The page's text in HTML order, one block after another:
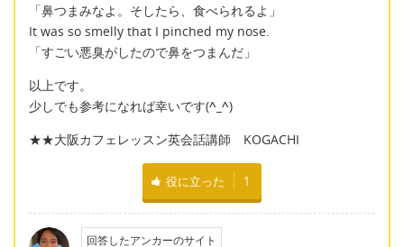
「鼻つまみなよ。そしたら、食べられるよ」
It was so smelly that I pinched my nose.
「すごい悪臭がしたので鼻をつまんだ」
以上です。
少しでも参考になれば幸いです(^_^)
★★大阪カフェレッスン英会話講師 KOGACHI
役に立った 1
回答したアンカーのサイト